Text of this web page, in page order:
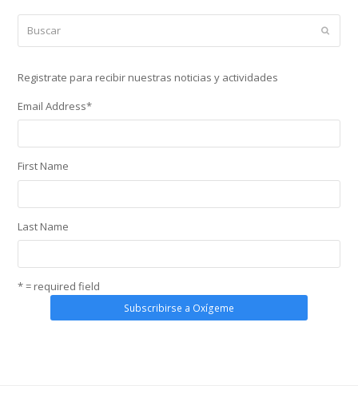
Enviar
Registrate para recibir nuestras noticias y actividades
Email Address*
First Name
Last Name
* = required field